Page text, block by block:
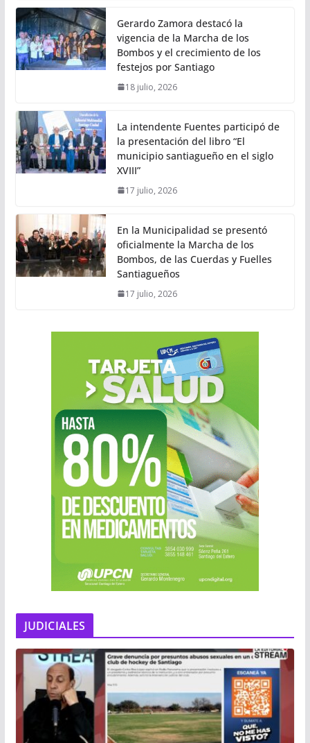
Gerardo Zamora destacó la
vigencia de la Marcha de los
Bombos y el crecimiento de los
festejos por Santiago
18 julio, 2026
La intendente Fuentes participó de
la presentación del libro “El
municipio santiagueño en el siglo
XVIII”
17 julio, 2026
En la Municipalidad se presentó
oficialmente la Marcha de los
Bombos, de las Cuerdas y Fuelles
Santiagueños
17 julio, 2026
JUDICIALES